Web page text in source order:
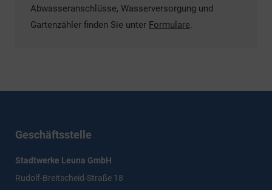
Abwasseranschlüsse, Wasserversorgung und
Gartenzähler finden Sie unter Formulare.
Geschäftsstelle
Stadtwerke Leuna GmbH
Rudolf-Breitscheid-Straße 18